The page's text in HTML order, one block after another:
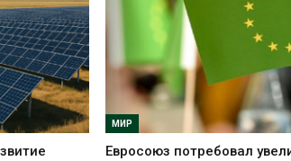
МИР
Евросоюз потребовал